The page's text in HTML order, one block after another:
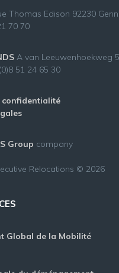
Thomas Edison 92230
70 70
A van Leeuwenhoekweg
51 24 65 30
confidentialité
Group company
Relocations © 2026
Global de la Mobilité